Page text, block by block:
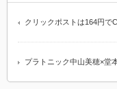
クリックポストは164円で
プラトニック中山美穂×堂